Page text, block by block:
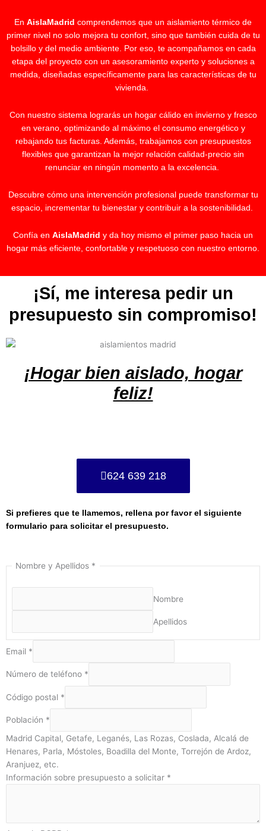
En AislaMadrid comprendemos que un aislamiento térmico de
primer nivel no solo mejora tu confort, sino que también cuida de tu
bolsillo y del medio ambiente. Por eso, te acompañamos en cada
etapa del proyecto con un asesoramiento experto y soluciones a
medida, diseñadas específicamente para las características de tu
vivienda.
Con nuestro sistema lograrás un hogar cálido en invierno y fresco
en verano, optimizando al máximo el consumo energético y
rebajando tus facturas. Además, trabajamos con presupuestos
flexibles que garantizan la mejor relación calidad-precio sin
renunciar en ningún momento a la excelencia.
Descubre cómo una intervención profesional puede transformar tu
espacio, incrementar tu bienestar y contribuir a la sostenibilidad.
Confía en AislaMadrid y da hoy mismo el primer paso hacia un
hogar más eficiente, confortable y respetuoso con nuestro entorno.
¡Sí, me interesa pedir un
presupuesto sin compromiso!
¡Hogar bien aislado, hogar
feliz!
624 639 218
Si prefieres que te llamemos, rellena por favor el siguiente
formulario para solicitar el presupuesto.
Nombre y Apellidos *
Nombre
Apellidos
Email *
Número de teléfono *
Código postal *
Población *
Madrid Capital, Getafe, Leganés, Las Rozas, Coslada, Alcalá de
Henares, Parla, Móstoles, Boadilla del Monte, Torrejón de Ardoz,
Aranjuez, etc.
Información sobre presupuesto a solicitar *